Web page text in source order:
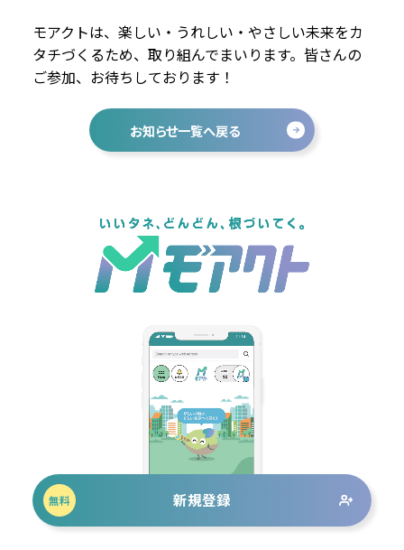
モアクトは、楽しい・うれしい・やさしい未来をカ
タチづくるため、取り組んでまいります。皆さんの
ご参加、お待ちしております！
お知らせ一覧へ戻る
無料 新規登録